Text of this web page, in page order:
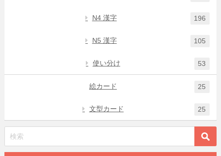
N4 漢字 196
N5 漢字 105
使い分け 53
絵カード 25
文型カード 25